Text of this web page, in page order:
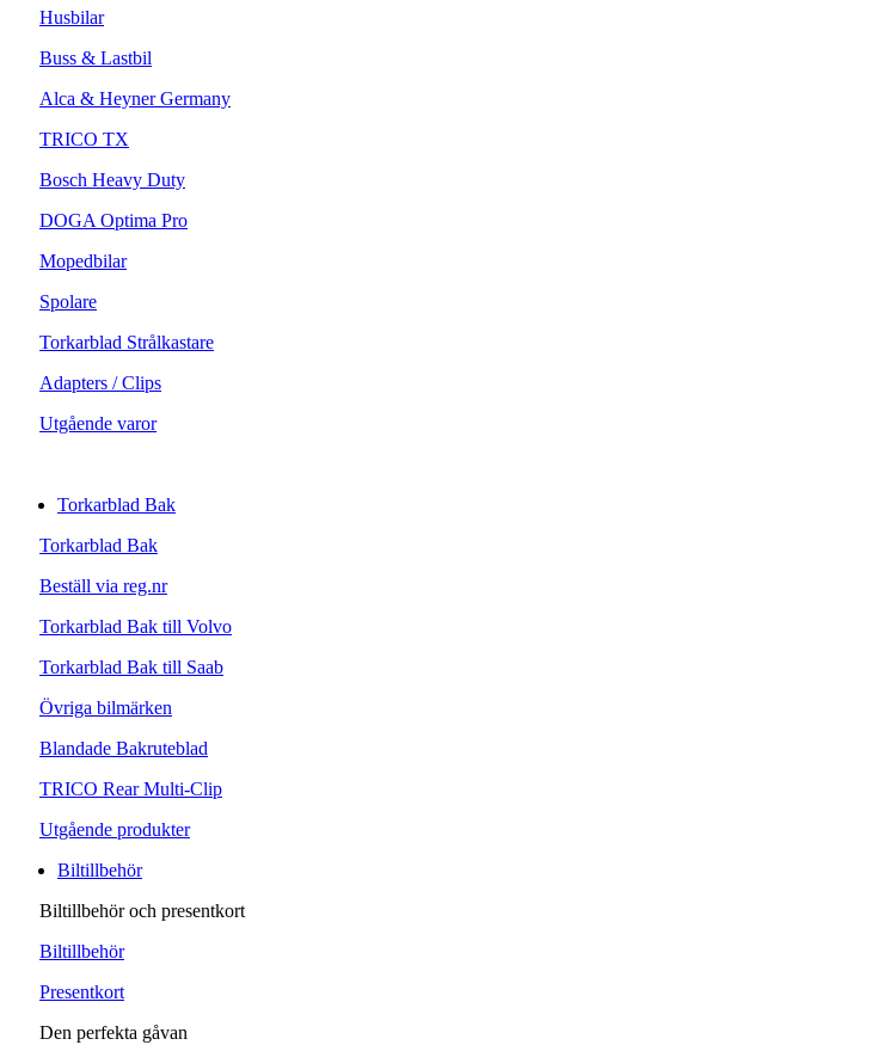
Husbilar
Buss & Lastbil
Alca & Heyner Germany
TRICO TX
Bosch Heavy Duty
DOGA Optima Pro
Mopedbilar
Spolare
Torkarblad Strålkastare
Adapters / Clips
Utgående varor
Torkarblad Bak
Torkarblad Bak
Beställ via reg.nr
Torkarblad Bak till Volvo
Torkarblad Bak till Saab
Övriga bilmärken
Blandade Bakruteblad
TRICO Rear Multi-Clip
Utgående produkter
Biltillbehör
Biltillbehör och presentkort
Biltillbehör
Presentkort
Den perfekta gåvan